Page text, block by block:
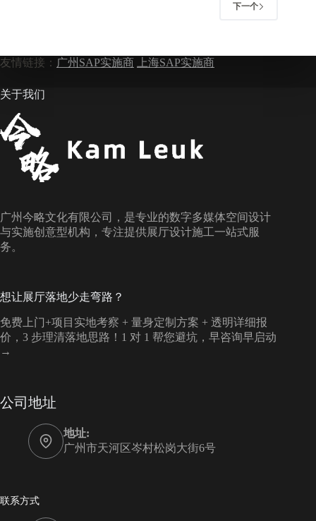
下一个
友情链接： 广州SAP实施商 上海SAP实施商
关于我们
广州今略文化有限公司，是专业的数字多媒体空间设计
与实施创意型机构，专注提供展厅设计施工一站式服
务。
想让展厅落地少走弯路？
免费上门+项目实地考察 + 量身定制方案 + 透明详细报
价，3 步理清落地思路！1 对 1 帮您避坑，早咨询早启动
→
公司地址
地址:
广州市天河区岑村松岗大街6号
联系方式